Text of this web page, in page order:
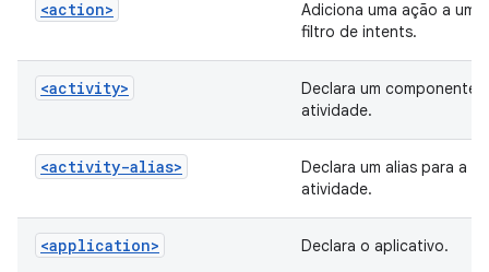
<action>
Adiciona uma ação a um
filtro de intents.
<activity>
Declara um componente
atividade.
<activity-alias>
Declara um alias para a
atividade.
<application> Declara o aplicativo.